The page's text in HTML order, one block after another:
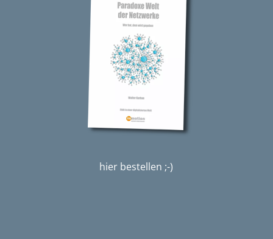
hier bestellen ;-)